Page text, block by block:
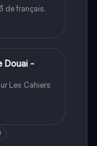
de français.
Douai -
Les Cahiers